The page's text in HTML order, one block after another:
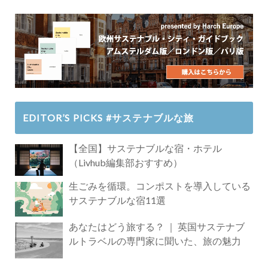
EDITOR’S PICKS #サステナブルな旅
【全国】サステナブルな宿・ホテル
（Livhub編集部おすすめ）
生ごみを循環。コンポストを導入している
サステナブルな宿11選
あなたはどう旅する？ ｜ 英国サステナブ
ルトラベルの専門家に聞いた、旅の魅力